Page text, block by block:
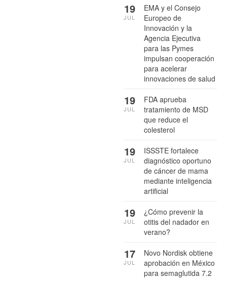
EMA y el Consejo
Europeo de
Innovación y la
Agencia Ejecutiva
para las Pymes
impulsan cooperación
para acelerar
innovaciones de salud
19
JUL
FDA aprueba
tratamiento de MSD
que reduce el
colesterol
19
JUL
ISSSTE fortalece
diagnóstico oportuno
de cáncer de mama
mediante inteligencia
artificial
19
JUL
¿Cómo prevenir la
otitis del nadador en
verano?
19
JUL
Novo Nordisk obtiene
aprobación en México
para semaglutida 7.2
17
JUL